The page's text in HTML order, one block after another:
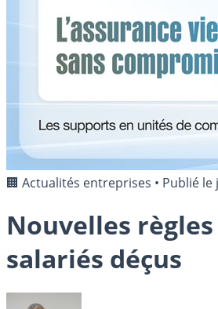
🏢 Actualités entreprises • Publié le
Nouvelles
salariés déçus